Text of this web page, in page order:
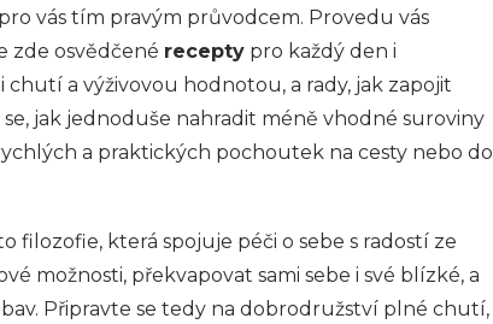
vás tím pravým průvodcem. Provedu vás
zde osvědčené recepty pro každý den i
a výživovou hodnotou, a rady, jak zapojit
jak jednoduše nahradit méně vhodné suroviny
a praktických pochoutek na cesty nebo do
filozofie, která spojuje péči o sebe s radostí ze
možnosti, překvapovat sami sebe i své blízké, a
Připravte se tedy na dobrodružství plné chutí,